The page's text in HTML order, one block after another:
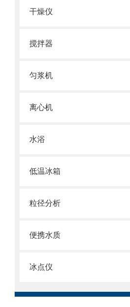
干燥仪
搅拌器
匀浆机
离心机
水浴
低温冰箱
粒径分析
便携水质
冰点仪